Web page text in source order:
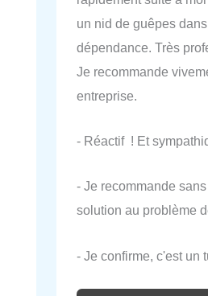
un nid de guêpes
dépendance. Très
Je recommande
entreprise.
- Réactif ! Et
- Je recommande
solution au problème
- Je confirme, c'est un